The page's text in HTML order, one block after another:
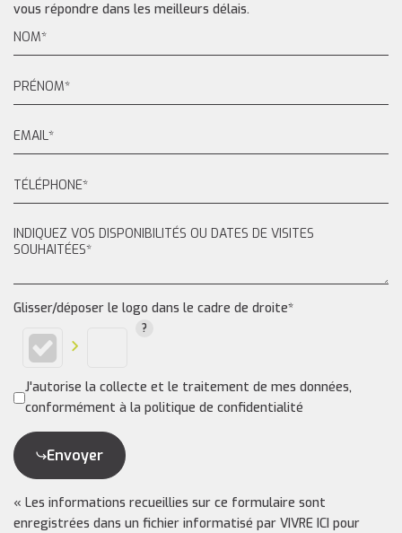
vous répondre dans les meilleurs délais.
Glisser/déposer le logo dans le cadre de droite*
J'autorise la collecte et le traitement de mes données,
conformément à la politique de confidentialité
Envoyer
« Les informations recueillies sur ce formulaire sont
enregistrées dans un fichier informatisé par VIVRE ICI pour